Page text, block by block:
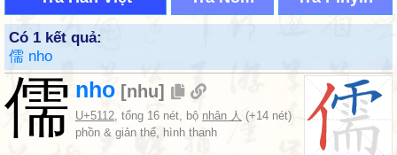
Có 1 kết quả:
儒 nho
儒 nho [nhu]
U+5112, tổng 16 nét, bộ nhân 人 (+14 nét)
phồn & giản thể, hình thanh